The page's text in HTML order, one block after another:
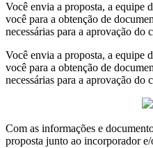
Você envia a proposta, a equipe
você para a obtenção de
necessárias para a aprovação do
Você envia a proposta, a equipe
você para a obtenção de
necessárias para a aprovação do
Com as informações e
proposta junto ao incorporador